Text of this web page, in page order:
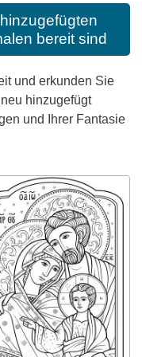
bereit sind
und erkunden Sie
hinzugefügt
und Ihrer Fantasie